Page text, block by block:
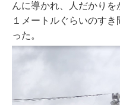
んに導かれ、人だかり
１メートルぐらいのす
った。